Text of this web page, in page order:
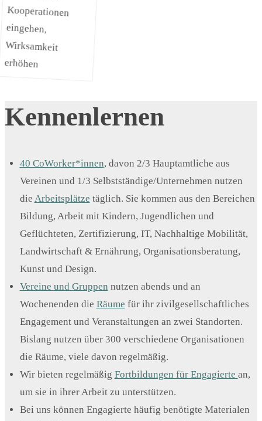
erhöhen
Kennenlernen
40 CoWorker*innen, davon 2/3 Hauptamtliche aus
Vereinen und 1/3 Selbstständige/Unternehmen nutzen
die Arbeitsplätze täglich. Sie kommen aus den Bereichen
Bildung, Arbeit mit Kindern, Jugendlichen und
Geflüchteten, Zertifizierung, IT, Nachhaltige Mobilität,
Landwirtschaft & Ernährung, Organisationsberatung,
Kunst und Design.
Vereine und Gruppen nutzen abends und an
Wochenenden die Räume für ihr zivilgesellschaftliches
Engagement und Veranstaltungen an zwei Standorten.
Bislang nutzen über 300 verschiedene Organisationen
die Räume, viele davon regelmäßig.
Wir bieten regelmäßig Fortbildungen für Engagierte an,
um sie in ihrer Arbeit zu unterstützen.
Bei uns können Engagierte häufig benötigte Materialen